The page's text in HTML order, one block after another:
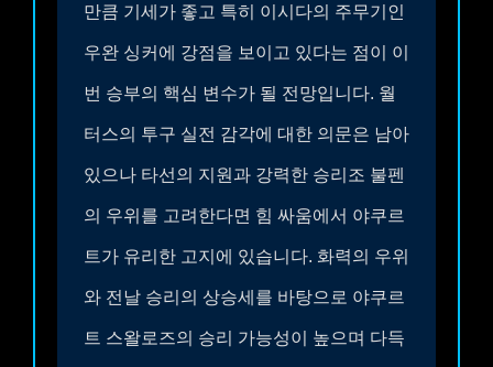
만큼 기세가 좋고 특히 이시다의 주무기인
우완 싱커에 강점을 보이고 있다는 점이 이
번 승부의 핵심 변수가 될 전망입니다. 월
터스의 투구 실전 감각에 대한 의문은 남아
있으나 타선의 지원과 강력한 승리조 불펜
의 우위를 고려한다면 힘 싸움에서 야쿠르
트가 유리한 고지에 있습니다. 화력의 우위
와 전날 승리의 상승세를 바탕으로 야쿠르
트 스왈로즈의 승리 가능성이 높으며 다득